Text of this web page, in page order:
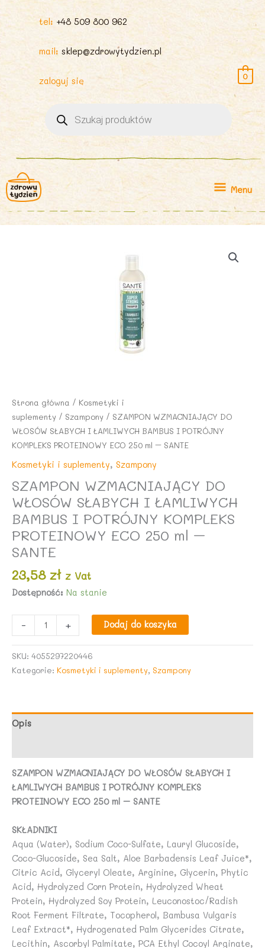
tel: +48 509 800 962
mail: sklep@zdrowytydzien.pl
zaloguj się
produktów
0
Menu
Menu
Strona główna / Kosmetyki i
suplementy / Szampony / SZAMPON WZMACNIAJĄCY DO
WŁOSÓW SŁABYCH I ŁAMLIWYCH BAMBUS I POTRÓJNY
KOMPLEKS PROTEINOWY ECO 250 ml – SANTE
Kosmetyki i suplementy, Szampony
SZAMPON WZMACNIAJĄCY DO
WŁOSÓW SŁABYCH I ŁAMLIWYCH
BAMBUS I POTRÓJNY KOMPLEKS
PROTEINOWY ECO 250 ml –
SANTE
23,58 zł z Vat
Dostępność: Na stanie
-
SZAMPON
WZMACNIAJĄCY
WŁOSÓW
ŁAMLIWYCH
KOMPLEKS
PROTEINOWY
ECO
ml
-
SANTE
+ Dodaj do koszyka
SKU: 4055297220446
Kategorie: Kosmetyki i suplementy, Szampony
Opis
SZAMPON WZMACNIAJĄCY DO WŁOSÓW SŁABYCH I
ŁAMLIWYCH BAMBUS I POTRÓJNY KOMPLEKS
PROTEINOWY ECO 250 ml – SANTE
SKŁADNIKI
Aqua (Water), Sodium Coco-Sulfate, Lauryl Glucoside,
Coco-Glucoside, Sea Salt, Aloe Barbadensis Leaf Juice*,
Citric Acid, Glyceryl Oleate, Arginine, Glycerin, Phytic
Acid, Hydrolyzed Corn Protein, Hydrolyzed Wheat
Protein, Hydrolyzed Soy Protein, Leuconostoc/Radish
Root Ferment Filtrate, Tocopherol, Bambusa Vulgaris
Leaf Extract*, Hydrogenated Palm Glycerides Citrate,
Lecithin, Ascorbyl Palmitate, PCA Ethyl Cocoyl Arginate,